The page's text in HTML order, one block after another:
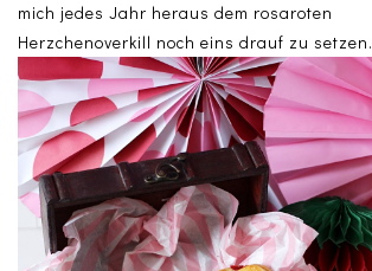
mich jedes Jahr heraus dem rosaroten
Herzchenoverkill noch eins drauf zu setzen.